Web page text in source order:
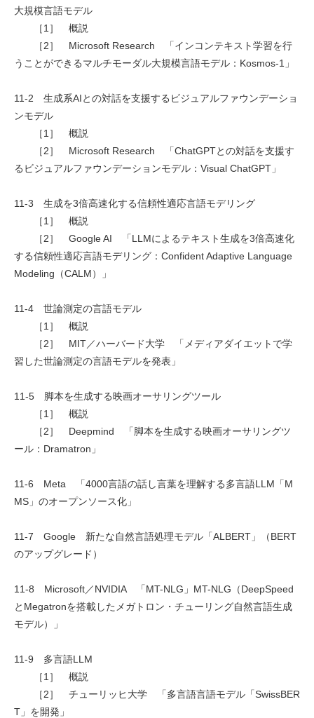
大規模言語モデル
［1］ 概説
［2］ Microsoft Research 「インコンテキスト学習を行
うことができるマルチモーダル大規模言語モデル：Kosmos-1」
11-2 生成系AIとの対話を支援するビジュアルファウンデーショ
ンモデル
［1］ 概説
［2］ Microsoft Research 「ChatGPTとの対話を支援す
るビジュアルファウンデーションモデル：Visual ChatGPT」
11-3 生成を3倍高速化する信頼性適応言語モデリング
［1］ 概説
［2］ Google AI 「LLMによるテキスト生成を3倍高速化
する信頼性適応言語モデリング：Confident Adaptive Language
Modeling（CALM）」
11-4 世論測定の言語モデル
［1］ 概説
［2］ MIT／ハーバード大学 「メディアダイエットで学
習した世論測定の言語モデルを発表」
11-5 脚本を生成する映画オーサリングツール
［1］ 概説
［2］ Deepmind 「脚本を生成する映画オーサリングツ
ール：Dramatron」
11-6 Meta 「4000言語の話し言葉を理解する多言語LLM「M
MS」のオープンソース化」
11-7 Google 新たな自然言語処理モデル「ALBERT」（BERT
のアップグレード）
11-8 Microsoft／NVIDIA 「MT-NLG」MT-NLG（DeepSpeed
とMegatronを搭載したメガトロン・チューリング自然言語生成
モデル）」
11-9 多言語LLM
［1］ 概説
［2］ チューリッヒ大学 「多言語言語モデル「SwissBER
T」を開発」